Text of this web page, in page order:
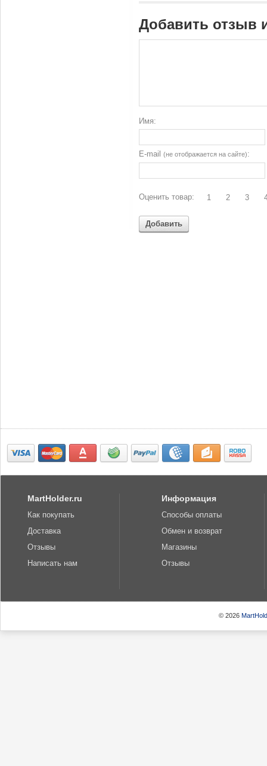
Добавить отзыв
Имя:
E-mail (не отображается на сайте):
Оценить товар: 1 2 3
Добавить
MartHolder.ru
Как покупать
Доставка
Отзывы
Написать нам
Информация
Способы оплаты
Обмен и возврат
Магазины
Отзывы
© 2026